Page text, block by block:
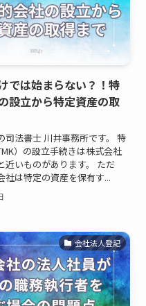
では始まらない？！特
設立から特定資産の取
司法書士 川井事務所です。 特
）の設立手続きは株式会社
近いものがあります。 ただ
社は特定の資産を保有す...
会社法人登記